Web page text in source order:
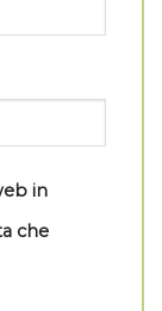
in
che